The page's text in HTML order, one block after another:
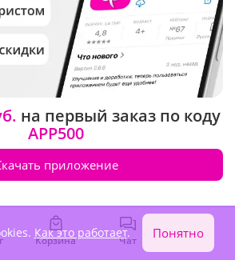
Самара
Санкт-Петербург
Сочи
Уфа
Челябинск
Нижегородской области
Корзина Чат Войти
на первый заказ по коду
APP500
приложение
Как это работает. Понятно